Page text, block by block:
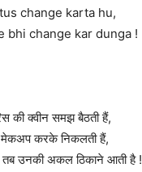
change karta hu,
bhi‪ change‬ kar dunga !
की क्वीन समझ बैठती हैं,
मेकअप करके निकलती हैं,
तब उनकी अकल ठिकाने आती है !